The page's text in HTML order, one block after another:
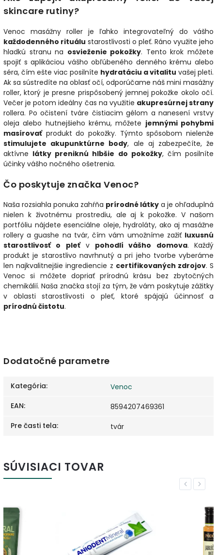
skincare rutiny?
Venoc masážny roller je ľahko integrovateľný do vášho
každodenného rituálu starostlivosti o pleť. Ráno využite jeho
hladkú stranu na osvieženie pokožky. Tento krok môžete
spojiť s aplikáciou vášho obľúbeného denného krému alebo
séra, čím ešte viac posilníte hydratáciu a vitalitu vašej pleti.
Ak sa sústredíte na oblasť očí, odporúčame náš mini masážny
roller, ktorý je presne prispôsobený jemnej pokožke okolo očí.
Večer je potom ideálny čas na využitie akupresúrnej strany
rollera. Po očistení tváre čistiacim gélom a nanesení vrstvy
oleja alebo hutnejšieho krému, môžete jemnými pohybmi
masírovaťprodukt do pokožky. Týmto spôsobom nielenže
stimulujete akupunktúrne body, ale aj zabezpečíte, že
aktívne látky preniknú hlbšie do pokožky, čím posilníte
účinky vášho nočného ošetrenia.
Čo poskytuje značka Venoc?
Naša rozsiahla ponuka zahŕňa prírodné látky a je ohľaduplná
nielen k životnému prostrediu, ale aj k pokožke. V našom
portfóliu nájdete esenciálne oleje, hydroláty, ako aj masážne
rollery a guashe na tvár, čím vám umožníme zažiť luxusnú
starostlivosť o pleťv pohodlí vášho domova. Každý
produkt je starostlivo navrhnutý a pri jeho tvorbe vyberáme
len najkvalitnejšie ingrediencie z certifikovaných zdrojov. S
Venoc si môžete dopriať prírodnú krásu bez zbytočných
chemikálií. Naša značka stojí za tým, že vám poskytuje zážitky
v oblasti starostlivosti o pleť, ktoré spájajú účinnosť a
prírodnú čistotu.
Dodatočné parametre
Kategória:
Venoc
EAN:
8594207469361
Pre časti tela: tvár
SÚVISIACI TOVAR
Previous
Next